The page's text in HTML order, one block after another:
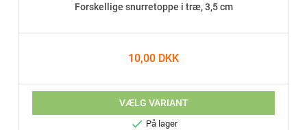
Forskellige snurretoppe i træ, 3,5 cm
10,00 DKK
VÆLG VARIANT
 På lager